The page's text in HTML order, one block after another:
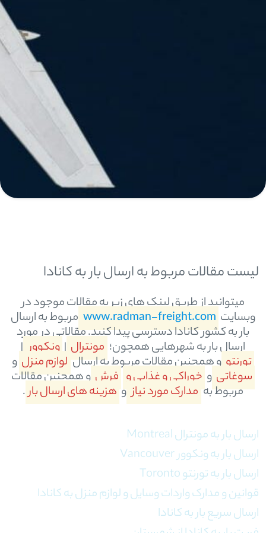
لیست مقالات مربوط به ارسال بار به کانادا
میتوانید از طریق لینک های زیر به مقالات موجود در
وبسایت www.radman-freight.com مربوط به ارسال
بار به کشور کانادا دسترسی پیدا کنید. مقالاتی در مورد
ارسال بار به شهرهایی همچون؛ مونترال |ونکوور |
تورنتو و همچنین مقالات مربوط به ارساللوازم منزل و
سوغاتی و خوراکی و غذایی و فرش و همچنین مقالات
مربوط بهمدارک مورد نیازوهزینه های ارسال بار.
ارسال بار به مونترال Montreal
ارسال بار به ونکوور Vancouver
ارسال بار به تورنتو Toronto
قوانین و مدارک واردات وسایل و لوازم منزل به کانادا
ارسال سریع بار به کانادا